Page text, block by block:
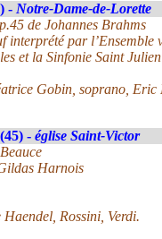
- Notre-Dame-de-Lorette
de Johannes Brahms
interprété par
et la Sinfonie Saint
Gobin, soprano,
- église Saint-Victor
Harnois
Rossini, Verdi.